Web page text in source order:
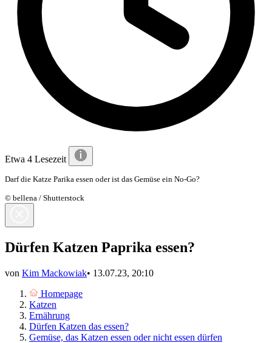
Etwa 4 Lesezeit
Darf die Katze Parika essen oder ist das Gemüse ein No-Go?
© bellena / Shutterstock
Dürfen Katzen Paprika essen?
von Kim Mackowiak• 13.07.23, 20:10
Homepage
Katzen
Ernährung
Dürfen Katzen das essen?
Gemüse, das Katzen essen oder nicht essen dürfen